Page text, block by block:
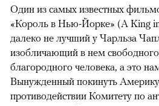
Один из самых известных
«Король в Нью-Йорке» (A King
далеко не лучший у Чарльза
изобличающий в нем
благородного человека, а это
Вынужденный покинуть
противодействии Комитету по